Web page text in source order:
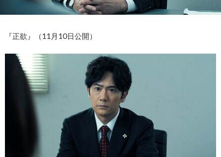
『正欲』（11月10日公開）